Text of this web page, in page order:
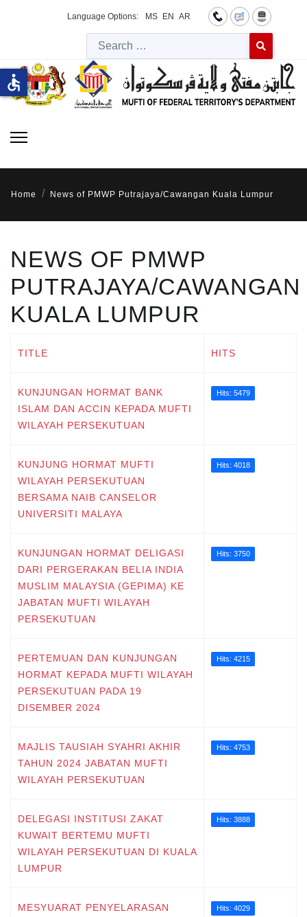
Language Options: MS EN AR
Type 2 or
Home News of PMWP Putrajaya/Cawangan Kuala Lumpur
NEWS OF PMWP
PUTRAJAYA/CAWANGAN
KUALA LUMPUR
TITLE HITS
KUNJUNGAN HORMAT BANK
ISLAM DAN ACCIN KEPADA MUFTI
WILAYAH PERSEKUTUAN
Hits: 5479
KUNJUNG HORMAT MUFTI
WILAYAH PERSEKUTUAN
BERSAMA NAIB CANSELOR
UNIVERSITI MALAYA
Hits: 4018
KUNJUNGAN HORMAT DELIGASI
DARI PERGERAKAN BELIA INDIA
MUSLIM MALAYSIA (GEPIMA) KE
JABATAN MUFTI WILAYAH
PERSEKUTUAN
Hits: 3750
PERTEMUAN DAN KUNJUNGAN
HORMAT KEPADA MUFTI WILAYAH
PERSEKUTUAN PADA 19
DISEMBER 2024
Hits: 4215
MAJLIS TAUSIAH SYAHRI AKHIR
TAHUN 2024 JABATAN MUFTI
WILAYAH PERSEKUTUAN
Hits: 4753
DELEGASI INSTITUSI ZAKAT
KUWAIT BERTEMU MUFTI
WILAYAH PERSEKUTUAN DI KUALA
LUMPUR
Hits: 3888
MESYUARAT PENYELARASAN
Hits: 4029
accessible